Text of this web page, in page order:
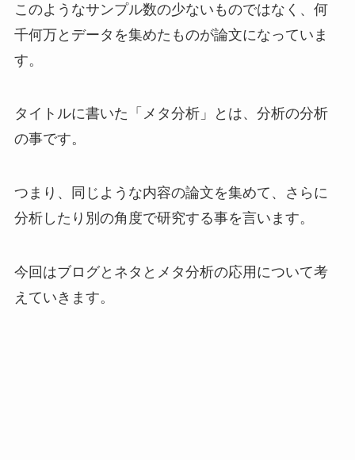
このようなサンプル数の少ないものではなく、何
千何万とデータを集めたものが論文になっていま
す。
タイトルに書いた「メタ分析」とは、 分析の分析
の事です。
つまり、同じような内容の論文を集めて、さらに
分析したり別の角度で研究する事を言います。
今回はブログとネタとメタ分析の応用について考
えていきます。